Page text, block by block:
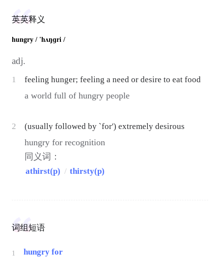
英英释义
hungry / 'hʌŋɡri /
adj.
1 feeling hunger; feeling a need or desire to eat food
a world full of hungry people
2 (usually followed by `for') extremely desirous
hungry for recognition
同义词：
athirst(p) / thirsty(p)
词组短语
1
hungry for